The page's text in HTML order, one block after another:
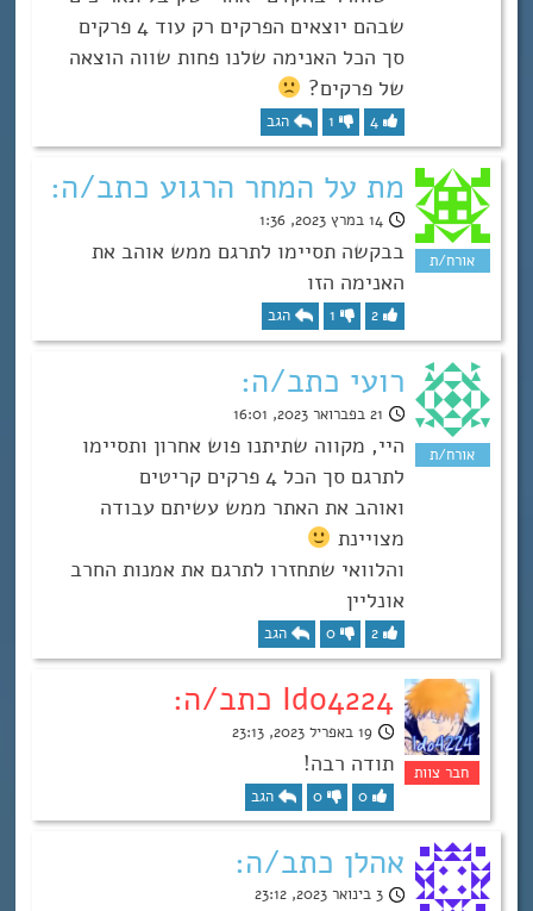
שבהם יוצאים הפרקים רק עוד 4 פרקים
סך הכל האנימה שלנו פחות שווה הוצאה
של פרקים?
4
1 הגב
מת על המחר הרגוע כתב/ה:
14 במרץ 2023, 1:36
בבקשה תסיימו לתרגם ממש אוהב את
האנימה הזו
2
1 הגב
רועי כתב/ה:
21 בפברואר 2023, 16:01
היי, מקווה שתיתנו פוש אחרון ותסיימו
לתרגם סך הכל 4 פרקים קריטים
ואוהב את האתר ממש עשיתם עבודה
מצויינת
והלוואי שתחזרו לתרגם את אמנות החרב
אונליין
2
0 הגב
Ido4224 כתב/ה:
19 באפריל 2023, 23:13
תודה רבה!
0
0 הגב
אהלן כתב/ה:
3 בינואר 2023, 23:12